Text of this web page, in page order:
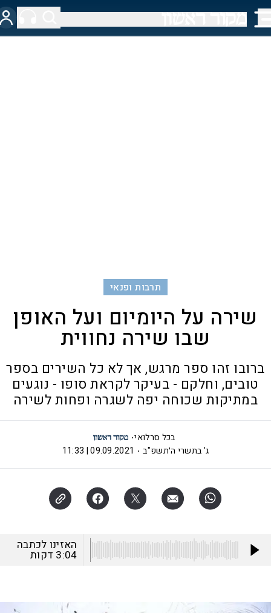
תרבות ופנאי
שירה על היומיום ועל האופן
שבו שירה נחווית
ברובו זהו ספר מרגש, אך לא כל השירים בספר
טובים, וחלקם - בעיקר לקראת סופו - נוגעים
במתיקות שכוחה יפה לשגרה ופחות לשירה
בכל סרלואי
ג' בתשרי ה׳תשפ"ב
09.09.2021 | 11:33
האזינו לכתבה
3:04 דקות